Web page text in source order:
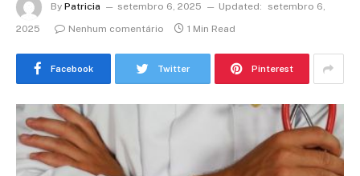
By Patricia setembro 6, 2025 Updated:
setembro 6,
2025
Nenhum comentário 1 Min Read
Facebook Twitter Pinterest